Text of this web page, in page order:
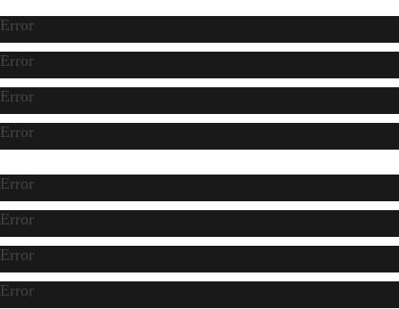
Error
Error
Error
Error
Error
Error
Error
Error